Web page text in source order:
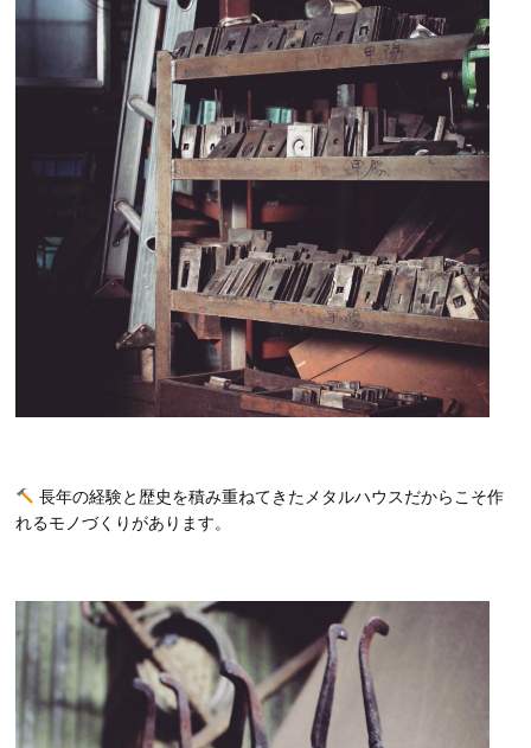
長年の経験と歴史を積み重ねてきたメタルハウスだからこそ作
れるモノづくりがあります。